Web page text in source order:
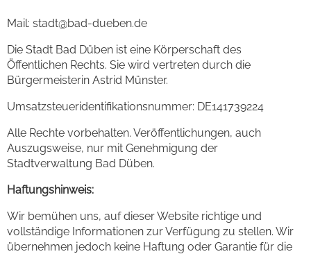
Mail: stadt@bad-dueben.de
Die Stadt Bad Düben ist eine Körperschaft des
Öffentlichen Rechts. Sie wird vertreten durch die
Bürgermeisterin Astrid Münster.
Umsatzsteueridentifikationsnummer: DE141739224
Alle Rechte vorbehalten. Veröffentlichungen, auch
Auszugsweise, nur mit Genehmigung der
Stadtverwaltung Bad Düben.
Haftungshinweis:
Wir bemühen uns, auf dieser Website richtige und
vollständige Informationen zur Verfügung zu stellen. Wir
übernehmen jedoch keine Haftung oder Garantie für die